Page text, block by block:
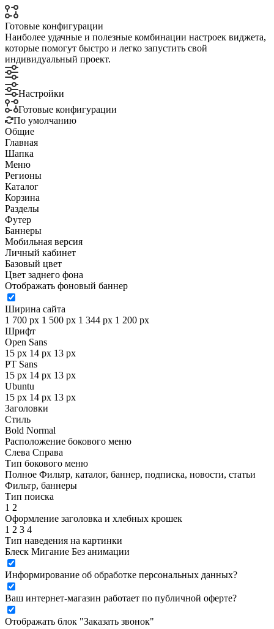
Готовые конфигурации
Наиболее удачные и полезные комбинации настроек виджета,
которые помогут быстро и легко запустить свой
индивидуальный проект.
Настройки
Готовые конфигурации
По умолчанию
Общие
Главная
Шапка
Меню
Регионы
Каталог
Корзина
Разделы
Футер
Баннеры
Мобильная версия
Личный кабинет
Базовый цвет
Цвет заднего фона
Отображать фоновый баннер
Ширина сайта
1 700 px 1 500 px 1 344 px 1 200 px
Шрифт
Open Sans
15 px 14 px 13 px
PT Sans
15 px 14 px 13 px
Ubuntu
15 px 14 px 13 px
Заголовки
Стиль
Bold Normal
Расположение бокового меню
Слева Справа
Тип бокового меню
Полное Фильтр, каталог, баннер, подписка, новости, статьи
Фильтр, баннеры
Тип поиска
1 2
Оформление заголовка и хлебных крошек
1 2 3 4
Тип наведения на картинки
Блеск Мигание Без анимации
Информирование об обработке персональных данных?
Ваш интернет-магазин работает по публичной оферте?
Отображать блок "Заказать звонок"